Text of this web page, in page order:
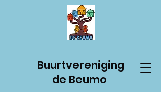
Buurtvereniging
de Beumo